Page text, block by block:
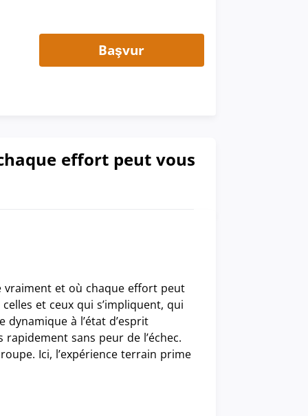
Başvur
effort peut vous
et où chaque effort peut
et ceux qui s’impliquent, qui
à l’état d’esprit
sans peur de l’échec.
Ici, l’expérience terrain prime